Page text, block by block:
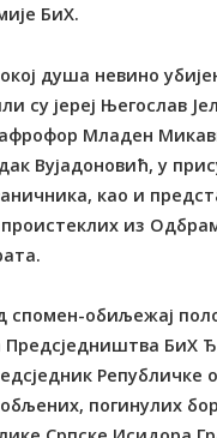
БиХ.
душа невино
су јереј Његослав
Младен
Вујадоновић, у
као и
проистеклих из
спомен-обиљежај
Предсједништва БиХ
Републичке
погинулих